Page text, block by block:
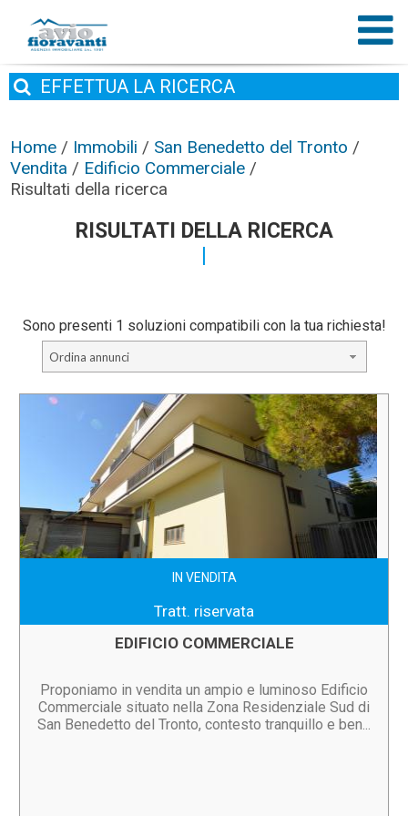
EFFETTUA LA RICERCA
Home / Immobili / San Benedetto del Tronto /
Vendita / Edificio Commerciale /
Risultati della ricerca
RISULTATI DELLA RICERCA
Sono presenti 1 soluzioni compatibili con la tua richiesta!
Ordina annunci
IN VENDITA
Tratt. riservata
EDIFICIO COMMERCIALE
Proponiamo in vendita un ampio e luminoso Edificio
Commerciale situato nella Zona Residenziale Sud di
San Benedetto del Tronto, contesto tranquillo e ben...